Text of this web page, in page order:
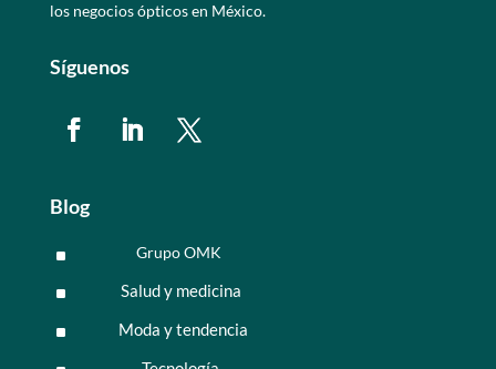
los negocios ópticos en México.
Síguenos
Blog
^ Grupo OMK
^ Salud y medicina
^ Moda y tendencia